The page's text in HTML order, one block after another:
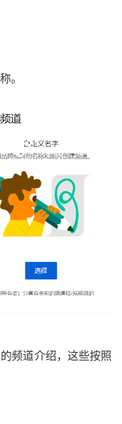
。
频道介绍，这些按照